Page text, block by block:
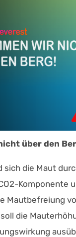
über den
sich die Maut
Komponente
Mautbefreiung
die